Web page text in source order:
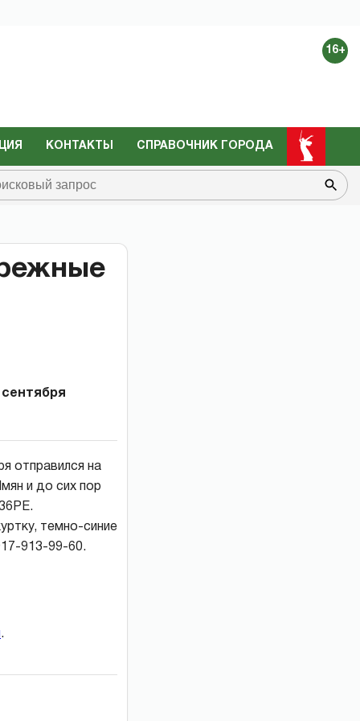
16+
КОНТАКТЫ СПРАВОЧНИК ГОРОДА
отправился на
и до сих пор
темно-синие
913-99-60.
.